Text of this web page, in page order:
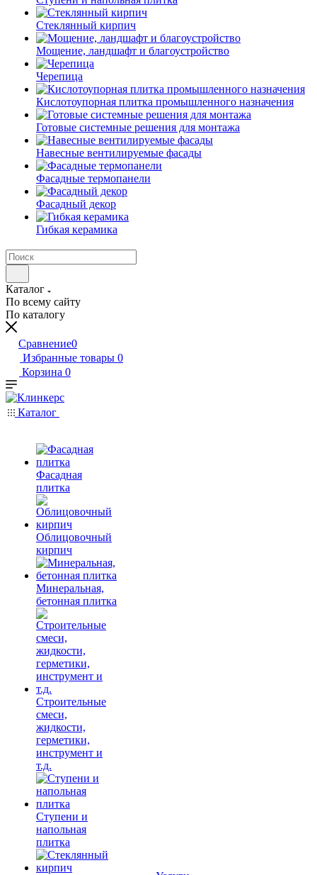
Cтеклянный кирпич
Мощение, ландшафт и благоустройство
Черепица
Кислотоупорная плитка промышленного назначения
Готовые системные решения для монтажа
Навесные вентилируемые фасады
Фасадные термопанели
Фасадный декор
Гибкая керамика
Каталог
По всему сайту
По каталогу
Сравнение0
Избранные товары 0
Корзина 0
Каталог
Фасадная
плитка
Облицовочный
кирпич
Минеральная,
бетонная плитка
Строительные
смеси,
жидкости,
герметики,
инструмент и
т.д.
Ступени и
напольная
плитка